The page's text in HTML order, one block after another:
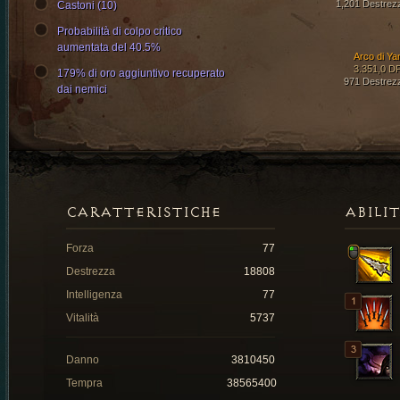
1,201
Arco di
3.351,0
971
Castoni (10)
Probabilità di colpo critico
aumentata del 40.5%
179% di oro aggiuntivo recuperato
dai nemici
CARATTERISTICHE
Forza
77
Destrezza
18808
Intelligenza
77
Vitalità
5737
Danno
3810450
Tempra
38565400